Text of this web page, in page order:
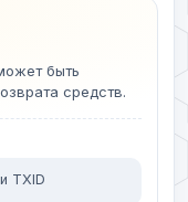
быть
средств.
TXID